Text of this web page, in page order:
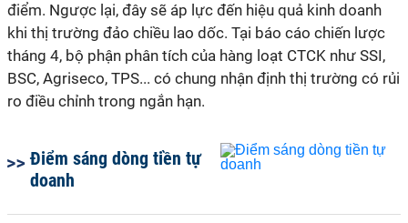
điểm. Ngược lại, đây sẽ áp lực đến hiệu quả kinh doanh
khi thị trường đảo chiều lao dốc. Tại báo cáo chiến lược
tháng 4, bộ phận phân tích của hàng loạt CTCK như SSI,
BSC, Agriseco, TPS... có chung nhận định thị trường có rủi
ro điều chỉnh trong ngắn hạn.
Điểm sáng dòng tiền tự
doanh